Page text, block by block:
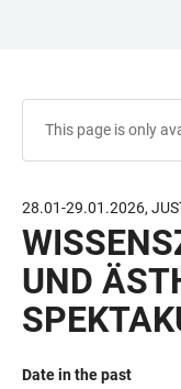
This page is only
28.01-29.01.2026,
UND
Date in the past